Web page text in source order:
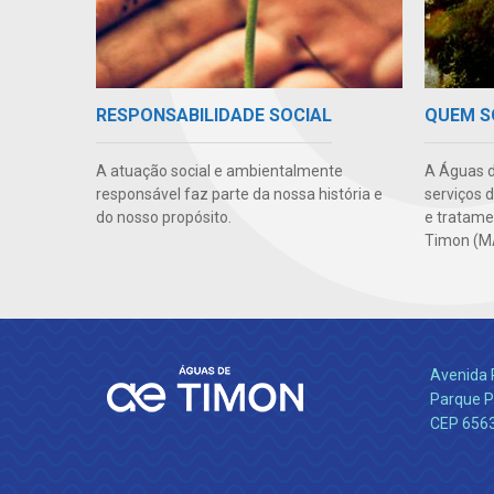
RESPONSABILIDADE SOCIAL
A atuação social e ambientalmente
responsável faz parte da nossa história e
do nosso propósito.
QUEM
A Águas
serviços
e
Timon
Avenida
Parque
CEP